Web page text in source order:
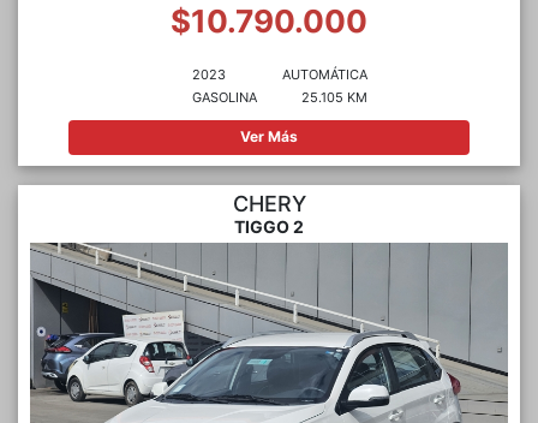
$10.790.000
2023
GASOLINA
AUTOMÁTICA
25.105 KM
Ver Más
CHERY
TIGGO 2